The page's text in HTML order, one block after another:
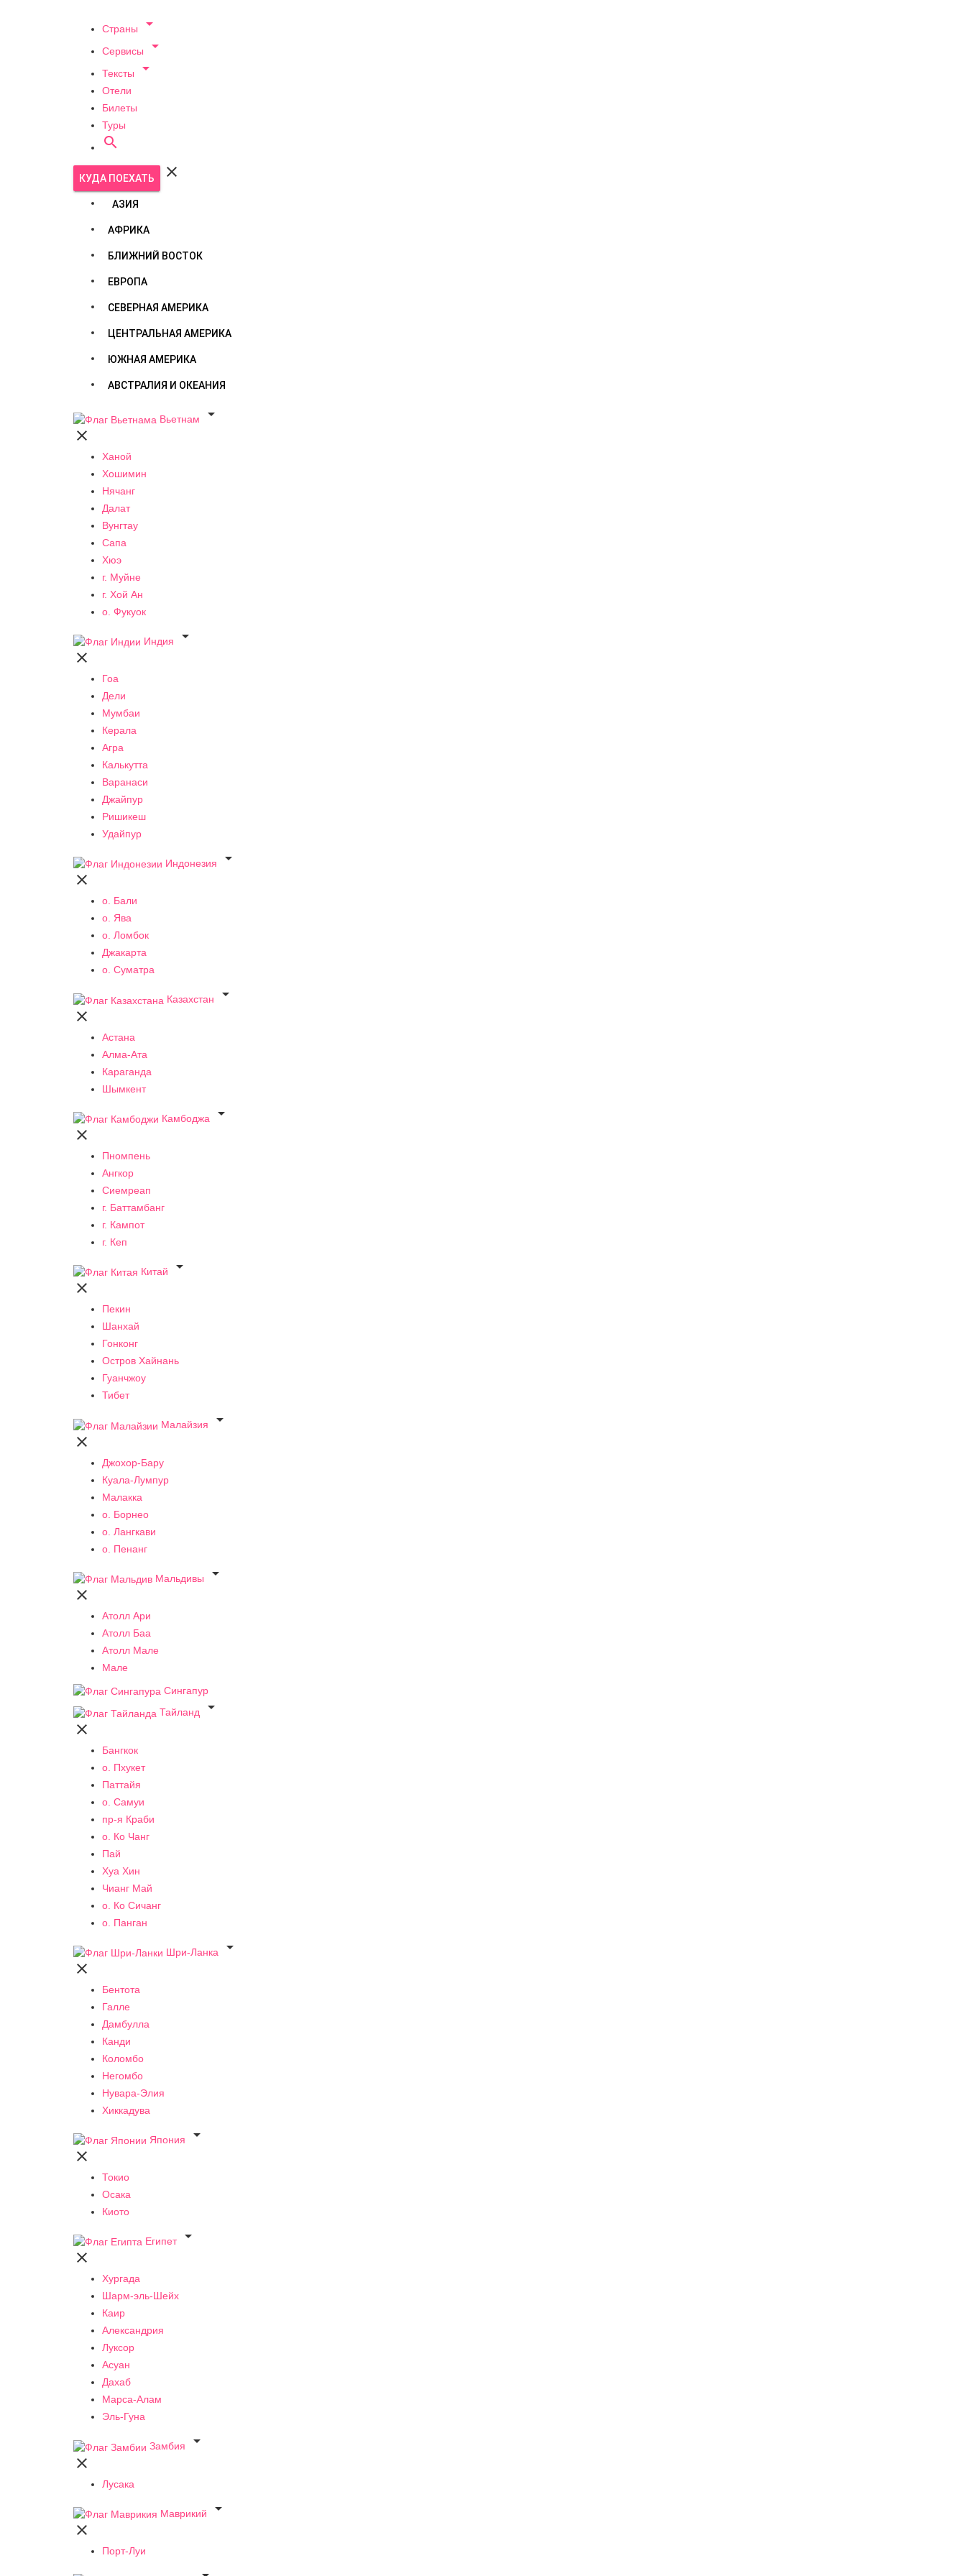
Страны 
Сервисы 
Тексты 
Отели
Билеты
Туры

КУДА ПОЕХАТЬ 
АЗИЯ
АФРИКА
БЛИЖНИЙ ВОСТОК
ЕВРОПА
СЕВЕРНАЯ АМЕРИКА
ЦЕНТРАЛЬНАЯ АМЕРИКА
ЮЖНАЯ АМЕРИКА
АВСТРАЛИЯ И ОКЕАНИЯ
Вьетнам


Ханой
Хошимин
Нячанг
Далат
Вунгтау
Сапа
Хюэ
г. Муйне
г. Хой Ан
о. Фукуок
Индия


Гоа
Дели
Мумбаи
Керала
Агра
Калькутта
Варанаси
Джайпур
Ришикеш
Удайпур
Индонезия


о. Бали
о. Ява
о. Ломбок
Джакарта
о. Суматра
Казахстан


Астана
Алма-Ата
Караганда
Шымкент
Камбоджа


Пномпень
Ангкор
Сиемреап
г. Баттамбанг
г. Кампот
г. Кеп
Китай


Пекин
Шанхай
Гонконг
Остров Хайнань
Гуанчжоу
Тибет
Малайзия


Джохор-Бару
Куала-Лумпур
Малакка
о. Борнео
о. Лангкави
о. Пенанг
Мальдивы


Атолл Ари
Атолл Баа
Атолл Мале
Мале
Сингапур
Тайланд


Бангкок
о. Пхукет
Паттайя
о. Самуи
пр-я Краби
о. Ко Чанг
Пай
Хуа Хин
Чианг Май
о. Ко Сичанг
о. Панган
Шри-Ланка


Бентота
Галле
Дамбулла
Канди
Коломбо
Негомбо
Нувара-Элия
Хиккадува
Япония


Токио
Осака
Киото
Египет


Хургада
Шарм-эль-Шейх
Каир
Александрия
Луксор
Асуан
Дахаб
Марса-Алам
Эль-Гуна
Замбия


Лусака
Маврикий


Порт-Луи